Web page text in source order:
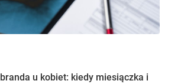
u kobiet: kiedy miesiączka i